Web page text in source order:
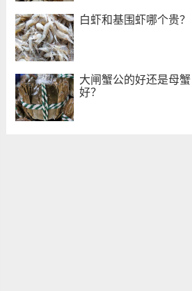
白虾和基围虾哪个贵？
大闸蟹公的好还是母蟹
好？